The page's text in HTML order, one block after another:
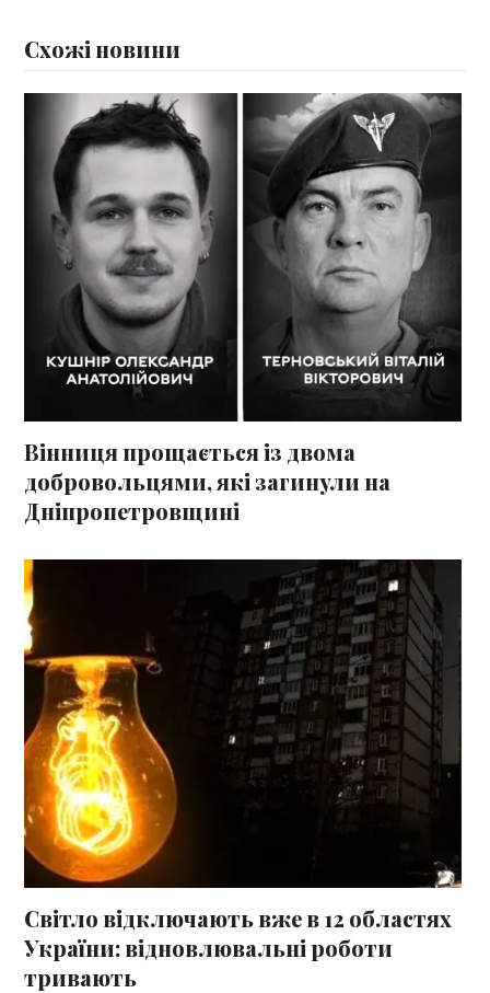
Схожі новини
Вінниця прощається із двома
добровольцями, які загинули на
Дніпропетровщині
Світло відключають вже в 12 областях
України: відновлювальні роботи
тривають